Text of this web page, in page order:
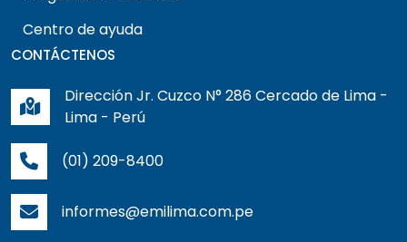
Centro de ayuda
CONTÁCTENOS
Dirección Jr. Cuzco N° 286 Cercado de Lima -
Lima - Perú
(01) 209-8400
informes@emilima.com.pe